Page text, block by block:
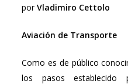
porVladimiro Cettolo
Aviación de Transporte
Como es de público
los pasos establecido